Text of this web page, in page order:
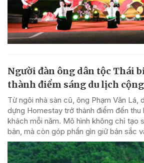
Người đàn ông dân tộc Thái
thành điểm sáng du lịch
Từ ngôi nhà sàn cũ, ông Phạm Văn Lá,
dựng Homestay trở thành điểm đến thu
khách mỗi năm. Mô hình không chỉ tạo
bản, mà còn góp phần gìn giữ bản sắc